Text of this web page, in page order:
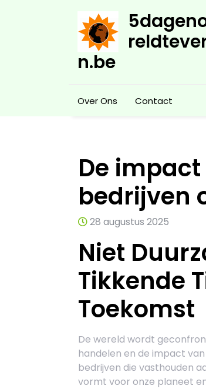
n.be
Over Ons Contact
De
bedrijven
28 augustus 2025
Niet
Tikkende
Toekomst
De wereld wordt
handelen en de impact
bedrijven die vasthouden
vormt voor onze planeet